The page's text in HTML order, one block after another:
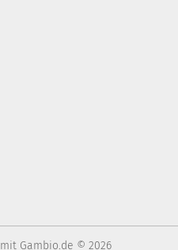
mit Gambio.de © 2026